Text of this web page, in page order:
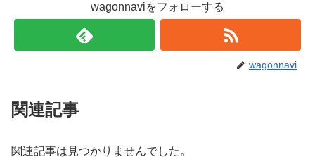
wagonnaviをフォローする
wagonnavi
関連記事
関連記事は見つかりませんでした。